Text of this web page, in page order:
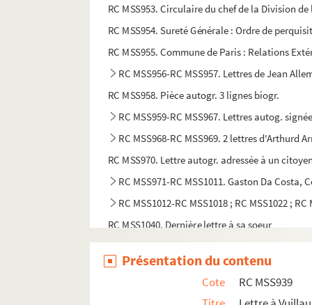
RC MSS953. Circulaire du chef de la Division de
RC MSS954. Sureté Générale : Ordre de
RC MSS955. Commune de Paris : Relations
RC MSS956-RC MSS957. Lettres de Jean
RC MSS958. Pièce autogr. 3 lignes biogr.
RC MSS959-RC MSS967. Lettres autog.
RC MSS968-RC MSS969. 2 lettres d'Arthurd
RC MSS970. Lettre autogr. adressée à un
RC MSS971-RC MSS1011. Gaston Da
RC MSS1012-RC MSS1018 ; RC MSS1022 ;
RC MSS1040. Dernière lettre à sa soeur
RC MSS1077. Aux mânes de Victor Hugo :
RC MSS1078. Lettre de Louise Michel à M.
RC MSS1079. Lettre de Louise Michel à Clovis
Présentation du contenu
Cote
RC MSS939